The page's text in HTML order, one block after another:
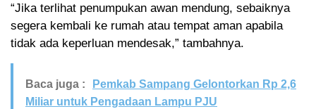
“Jika terlihat penumpukan awan mendung, sebaiknya
segera kembali ke rumah atau tempat aman apabila
tidak ada keperluan mendesak,” tambahnya.
Baca juga :
Pemkab Sampang Gelontorkan Rp 2,6
Miliar untuk Pengadaan Lampu PJU